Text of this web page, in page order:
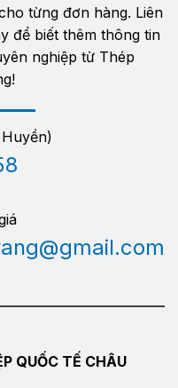
từng đơn hàng. Liên
để biết thêm thông tin
nghiệp từ Thép
QUỐC TẾ CHÂU